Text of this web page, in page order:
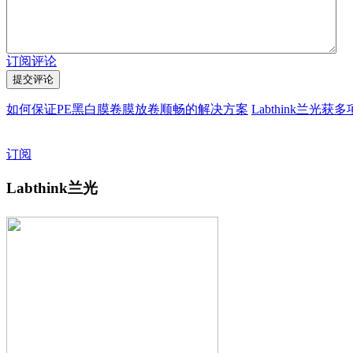
订阅评论
如何保证PE黑白膜卷膜放卷顺畅的解决方案 Labthink兰光获多
订阅
Labthink兰光